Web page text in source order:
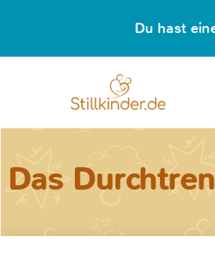
Du hast
Das